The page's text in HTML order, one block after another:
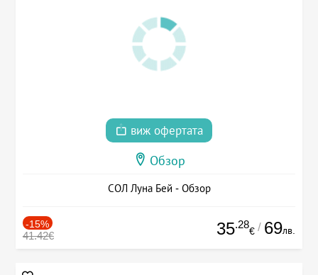
виж офертата
Обзор
СОЛ Луна Бей - Обзор
-15%
41.42€ 35.28
€ / 69лв.